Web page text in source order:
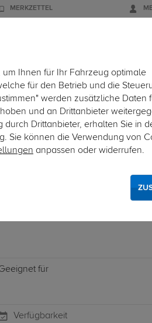
MERKZETTEL
ZUBEHÖR EINBAUSERVICE
Hier
Nr. sIS011-2
G.D.W. Anhängerkupplung
für
Verfügbarkeit
Ihnen für Ihr Fahrzeug optimale
für den Betrieb und die
werden zusätzliche Daten
und an Drittanbieter
Drittanbieter, erhalten Sie in
. Sie können die Verwendung von
anpassen oder widerrufen.